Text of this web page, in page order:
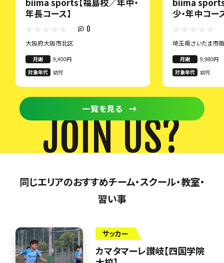
年長コース】
0
大阪府大阪市北区
月謝
9,400円
対象年代
幼児
少・年中コー
埼玉県さいたま市
月謝
9,980円
対象年代
幼児
一覧を見る
JOIN US?
同じエリアのおすすめチーム・スクール・教室・
習い事
サッカー
カマタマーレ讃岐【四国学院